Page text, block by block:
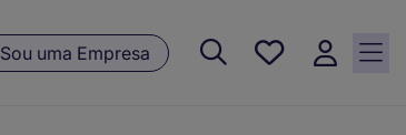
Sou uma Empresa
Guardar, 0